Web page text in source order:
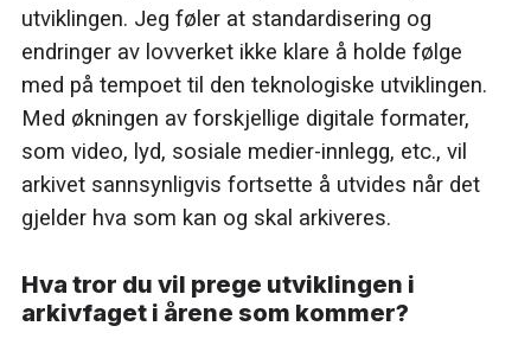
utviklingen. Jeg føler at standardisering og
endringer av lovverket ikke klare å holde følge
med på tempoet til den teknologiske utviklingen.
Med økningen av forskjellige digitale formater,
som video, lyd, sosiale medier-innlegg, etc., vil
arkivet sannsynligvis fortsette å utvides når det
gjelder hva som kan og skal arkiveres.
Hva tror du vil prege utviklingen i
arkivfaget i årene som kommer?